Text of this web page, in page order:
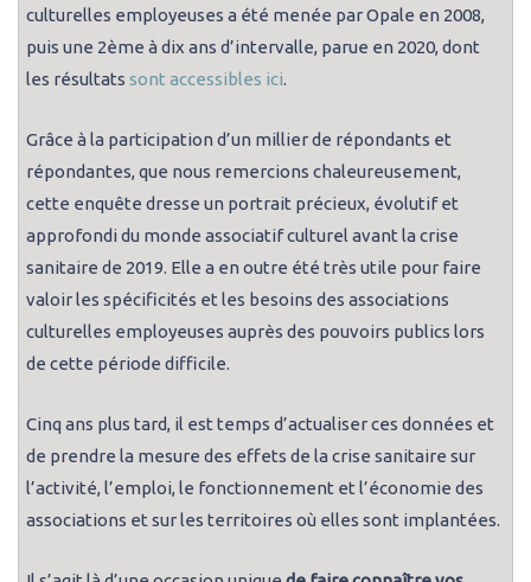
culturelles employeuses a été menée par Opale en 2008,
puis une 2ème à dix ans d’intervalle, parue en 2020, dont
les résultats sont accessibles ici.
Grâce à la participation d’un millier de répondants et
répondantes, que nous remercions chaleureusement,
cette enquête dresse un portrait précieux, évolutif et
approfondi du monde associatif culturel avant la crise
sanitaire de 2019. Elle a en outre été très utile pour faire
valoir les spécificités et les besoins des associations
culturelles employeuses auprès des pouvoirs publics lors
de cette période difficile.
Cinq ans plus tard, il est temps d’actualiser ces données et
de prendre la mesure des effets de la crise sanitaire sur
l’activité, l’emploi, le fonctionnement et l’économie des
associations et sur les territoires où elles sont implantées.